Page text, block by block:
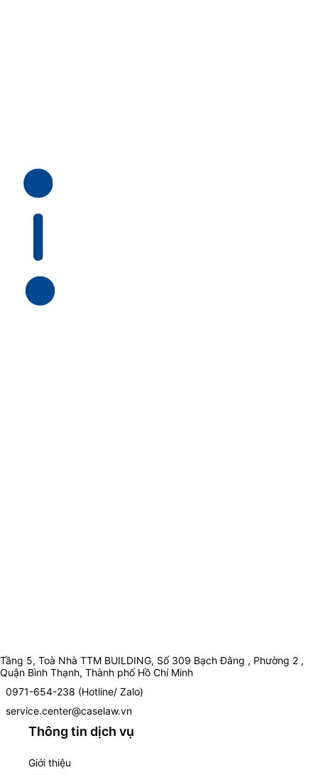
Tầng 5, Toà Nhà TTM BUILDING, Số 309 Bạch Đằng , Phường 2 ,
Quận Bình Thạnh, Thành phố Hồ Chí Minh
0971-654-238 (Hotline/ Zalo)
service.center@caselaw.vn
Thông tin dịch vụ
Giới thiệu